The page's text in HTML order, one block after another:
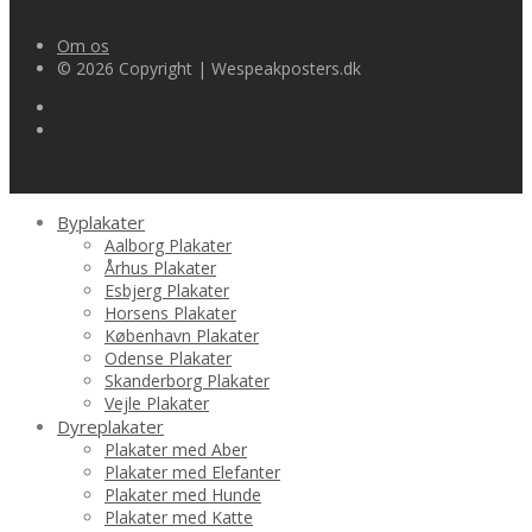
Om os
© 2026 Copyright | Wespeakposters.dk
Byplakater
Aalborg Plakater
Århus Plakater
Esbjerg Plakater
Horsens Plakater
København Plakater
Odense Plakater
Skanderborg Plakater
Vejle Plakater
Dyreplakater
Plakater med Aber
Plakater med Elefanter
Plakater med Hunde
Plakater med Katte